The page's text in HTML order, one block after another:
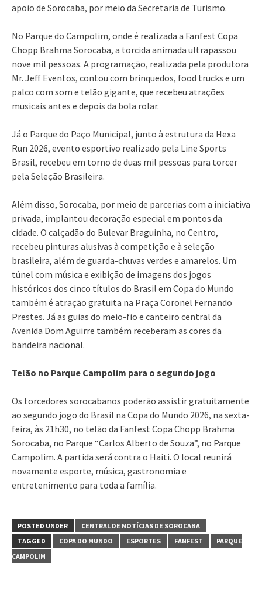
apoio de Sorocaba, por meio da Secretaria de Turismo.
No Parque do Campolim, onde é realizada a Fanfest Copa
Chopp Brahma Sorocaba, a torcida animada ultrapassou
nove mil pessoas. A programação, realizada pela produtora
Mr. Jeff Eventos, contou com brinquedos, food trucks e um
palco com som e telão gigante, que recebeu atrações
musicais antes e depois da bola rolar.
Já o Parque do Paço Municipal, junto à estrutura da Hexa
Run 2026, evento esportivo realizado pela Line Sports
Brasil, recebeu em torno de duas mil pessoas para torcer
pela Seleção Brasileira.
Além disso, Sorocaba, por meio de parcerias com a iniciativa
privada, implantou decoração especial em pontos da
cidade. O calçadão do Bulevar Braguinha, no Centro,
recebeu pinturas alusivas à competição e à seleção
brasileira, além de guarda-chuvas verdes e amarelos. Um
túnel com música e exibição de imagens dos jogos
históricos dos cinco títulos do Brasil em Copa do Mundo
também é atração gratuita na Praça Coronel Fernando
Prestes. Já as guias do meio-fio e canteiro central da
Avenida Dom Aguirre também receberam as cores da
bandeira nacional.
Telão no Parque Campolim para o segundo jogo
Os torcedores sorocabanos poderão assistir gratuitamente
ao segundo jogo do Brasil na Copa do Mundo 2026, na sexta-
feira, às 21h30, no telão da Fanfest Copa Chopp Brahma
Sorocaba, no Parque “Carlos Alberto de Souza”, no Parque
Campolim. A partida será contra o Haiti. O local reunirá
novamente esporte, música, gastronomia e
entretenimento para toda a família.
POSTED UNDER
CENTRAL DE NOTÍCIAS DE SOROCABA
TAGGED
COPA DO MUNDO ESPORTES FANFEST
PARQUE
CAMPOLIM